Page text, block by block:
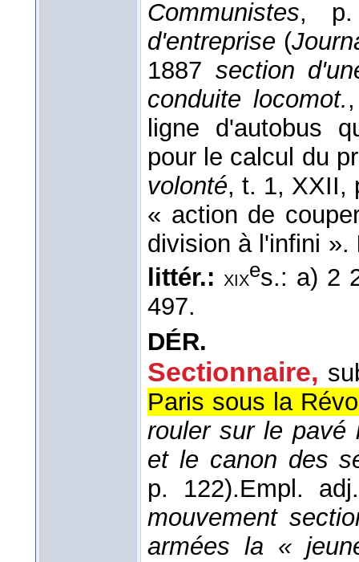
Communistes,
d'entreprise (
1887 section
conduite locomot.
ligne d'autobus
pour le calcul du
volonté, t. 1, XXII,
« action de
division à l'infini ».
littér.: xixes.: a) 2
497.
DÉR.
Sectionnaire,
Paris sous la
rouler sur le pavé
et le canon des
p. 122).Empl. adj.
mouvement
armées la «